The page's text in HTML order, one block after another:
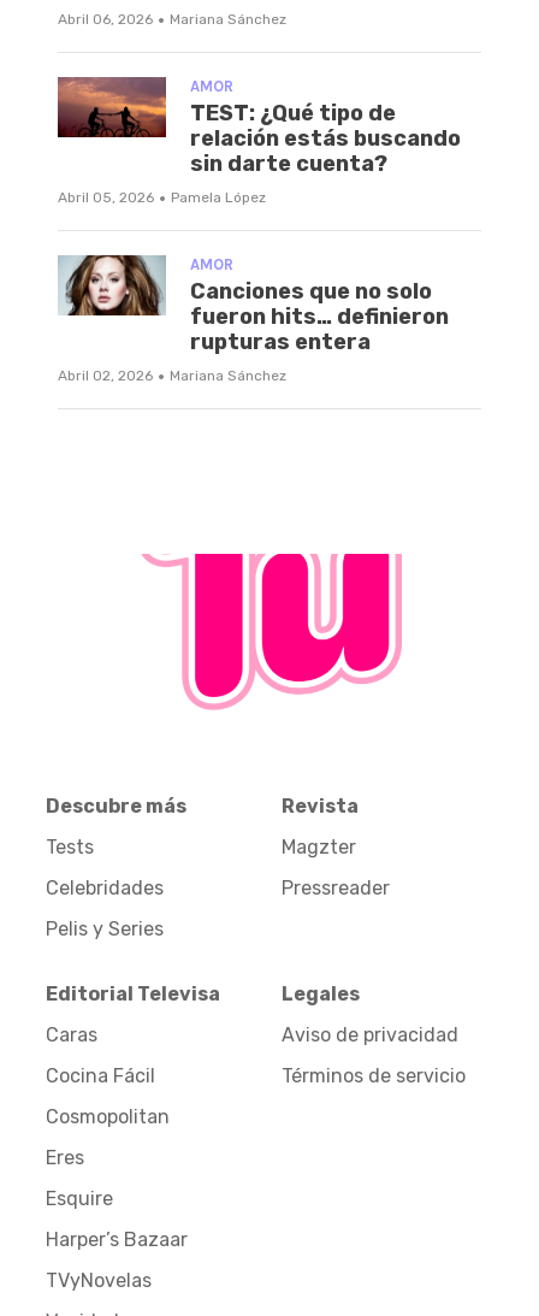
Abril 06, 2026 · Mariana Sánchez
AMOR
TEST: ¿Qué tipo de
relación estás buscando
sin darte cuenta?
Abril 05, 2026 · Pamela López
AMOR
Canciones que no solo
fueron hits… definieron
rupturas entera
Abril 02, 2026 · Mariana Sánchez
Descubre más
Tests
Celebridades
Pelis y Series
Revista
Magzter
Pressreader
Editorial Televisa
Caras
Cocina Fácil
Cosmopolitan
Eres
Esquire
Harper’s Bazaar
TVyNovelas
Legales
Aviso de privacidad
Términos de servicio